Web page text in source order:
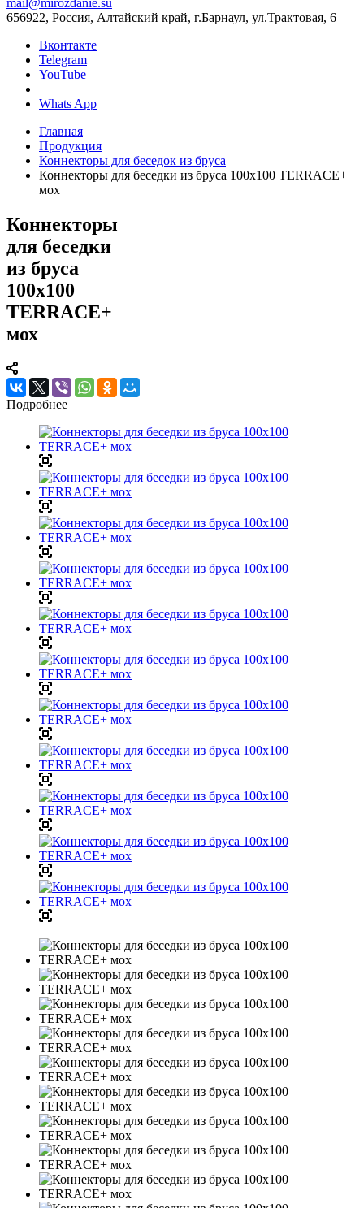
mail@mirozdanie.su
656922, Россия, Алтайский край, г.Барнаул, ул.Трактовая, 6
Вконтакте
Telegram
YouTube
Whats App
Главная
Продукция
Коннекторы для беседок из бруса
Коннекторы для беседки из бруса 100х100 TERRACE+
мох
Коннекторы
для беседки
из бруса
100х100
TERRACE+
мох
Подробнее